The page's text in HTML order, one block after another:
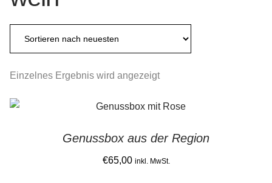
Trauerfloristik
Hochzeitsfloristik
Galerie
Gemein stark in der Region
Ausbildung bei Diana Pernek
Einzelnes Ergebnis wird angezeigt
Genussbox aus der Region
€65,00 inkl. MwSt.